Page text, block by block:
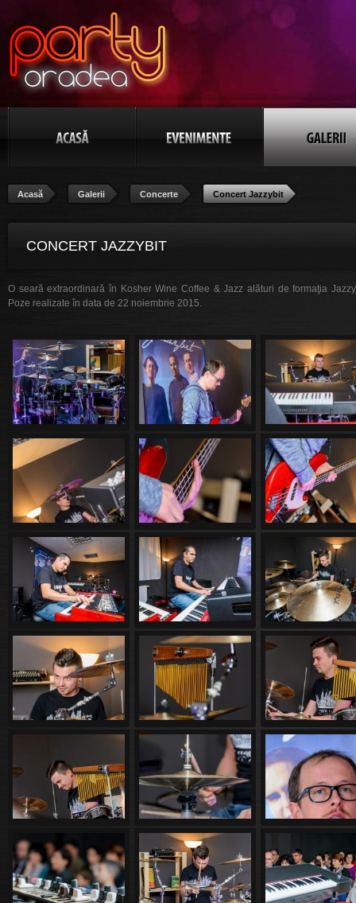
Acasă Galerii Concerte Concert Jazzybit
CONCERT JAZZYBIT
O seară extraordinară în Kosher Wine Coffee & Jazz alături de formaţia
Poze realizate în data de 22 noiembrie 2015.